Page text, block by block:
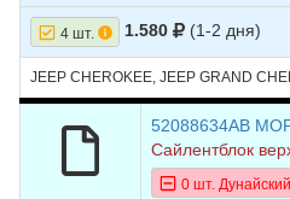
4 шт. 1.580 (1-2 дня)
JEEP CHEROKEE, JEEP GRAND
52088634AB
Сайлентблок
0 шт. Дунайский